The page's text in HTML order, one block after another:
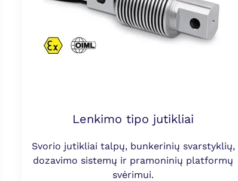
Lenkimo tipo jutikliai
Svorio jutikliai talpų, bunkerinių svarstyklių,
dozavimo sistemų ir pramoninių platformų
svėrimui.